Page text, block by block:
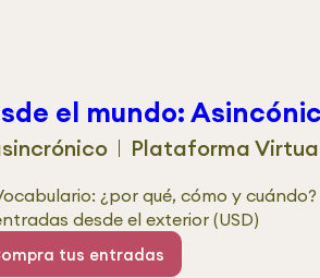
el mundo:
Plataforma
¿por qué, cómo y cuándo?
desde el exterior (USD)
tus entradas